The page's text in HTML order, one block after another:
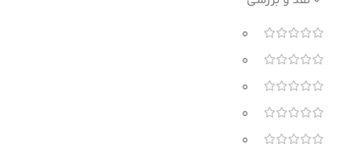
0
0
0
0